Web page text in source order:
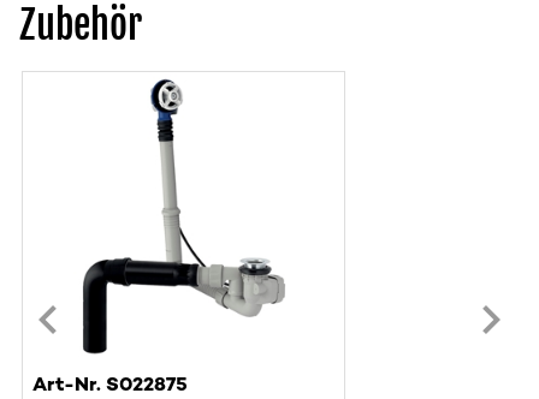
Zubehör
Art-Nr. S022875